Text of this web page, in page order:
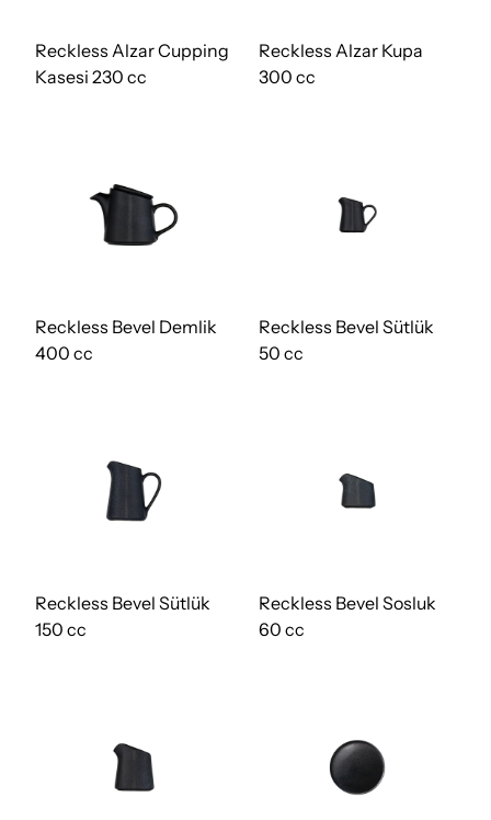
Reckless Alzar Cupping
Kasesi 230 cc
Reckless Alzar Kupa
300 cc
Reckless Bevel Demlik
400 cc
Reckless Bevel Sütlük
50 cc
Reckless Bevel Sütlük
150 cc
Reckless Bevel Sosluk
60 cc